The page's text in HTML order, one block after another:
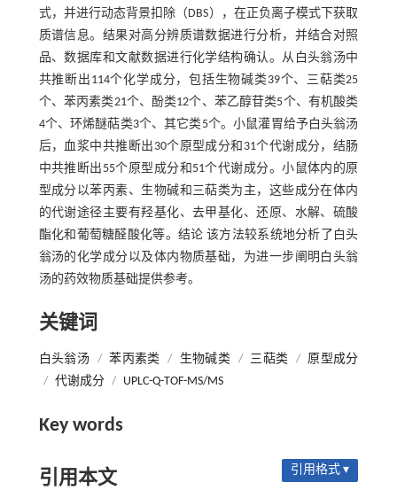
式，并进行动态背景扣除（DBS），在正负离子模式下获取
质谱信息。结果对高分辨质谱数据进行分析，并结合对照
品、数据库和文献数据进行化学结构确认。从白头翁汤中
共推断出114个化学成分，包括生物碱类39个、三萜类25
个、苯丙素类21个、酚类12个、苯乙醇苷类5个、有机酸类
4个、环烯醚萜类3个、其它类5个。小鼠灌胃给予白头翁汤
后，血浆中共推断出30个原型成分和31个代谢成分，结肠
中共推断出55个原型成分和51个代谢成分。小鼠体内的原
型成分以苯丙素、生物碱和三萜类为主，这些成分在体内
的代谢途径主要有羟基化、去甲基化、还原、水解、硫酸
酯化和葡萄糖醛酸化等。结论 该方法较系统地分析了白头
翁汤的化学成分以及体内物质基础，为进一步阐明白头翁
汤的药效物质基础提供参考。
关键词
白头翁汤 / 苯丙素类 / 生物碱类 / 三萜类 /
原型成分
/ 代谢成分 / UPLC-Q-TOF-MS/MS
Key words
引用本文 引用格式 ▾